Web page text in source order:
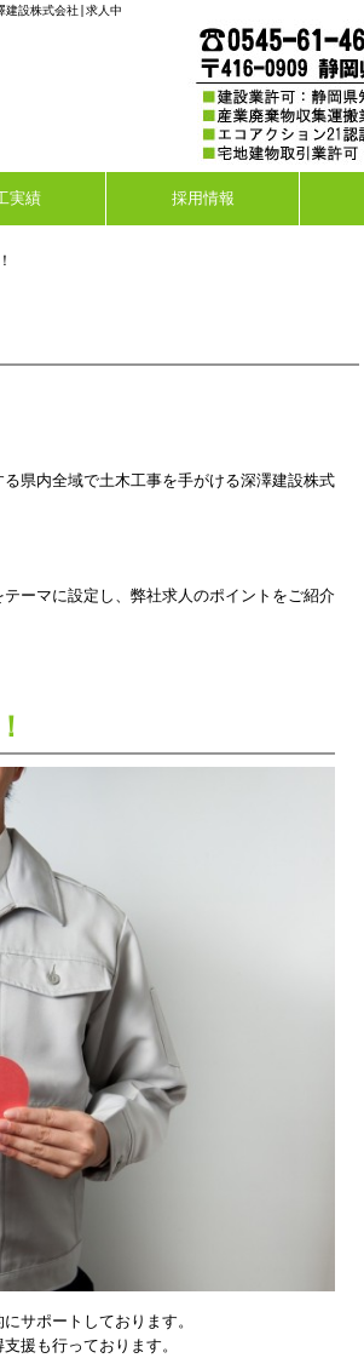
建設株式会社|求人中
実績 採用情報
県内全域で土木工事を手がける深澤建設株式
ーマに設定し、弊社求人のポイントをご紹介
サポートしております。
援も行っております。